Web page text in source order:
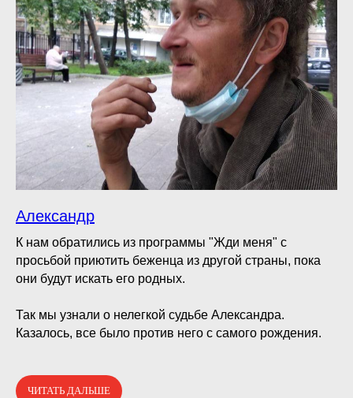
Александр
К нам обратились из программы "Жди меня" с
просьбой приютить беженца из другой страны, пока
они будут искать его родных.
Так мы узнали о нелегкой судьбе Александра.
Казалось, все было против него с самого рождения.
ЧИТАТЬ ДАЛЬШЕ